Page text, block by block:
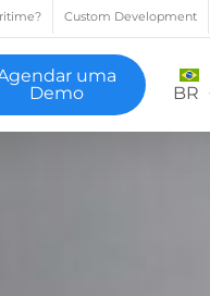
Custom Development
uma
Demo
BR